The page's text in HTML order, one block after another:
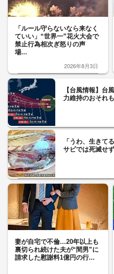
「ルール守らないなら来なく
ていい」“世界一”花火大会で
禁止行為相次ぎ怒りの声
場...
2026年8月3日
【台風情報】
力維持のおそれ
「うわ、生きて
サビでは死滅せ
妻が自宅で不倫…20年以上も
裏切られ続けた夫が“間男”に
請求した慰謝料1億円の行...